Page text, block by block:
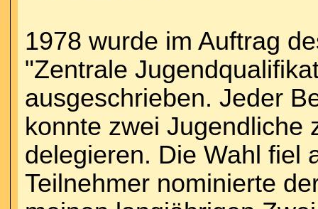
1978 wurde im Auftrag
"Zentrale
ausgeschrieben. Jeder
konnte zwei Jugendliche
delegieren. Die Wahl fiel
Teilnehmer nominierte